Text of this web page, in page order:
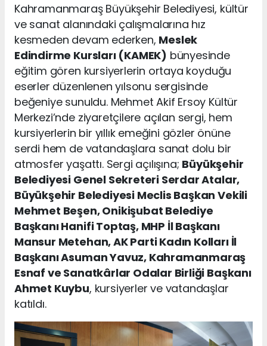
Kahramanmaraş Büyükşehir Belediyesi, kültür
ve sanat alanındaki çalışmalarına hız
kesmeden devam ederken, Meslek
Edindirme Kursları (KAMEK) bünyesinde
eğitim gören kursiyerlerin ortaya koyduğu
eserler düzenlenen yılsonu sergisinde
beğeniye sunuldu. Mehmet Akif Ersoy Kültür
Merkezi’nde ziyaretçilere açılan sergi, hem
kursiyerlerin bir yıllık emeğini gözler önüne
serdi hem de vatandaşlara sanat dolu bir
atmosfer yaşattı. Sergi açılışına; Büyükşehir
Belediyesi Genel Sekreteri Serdar Atalar,
Büyükşehir Belediyesi Meclis Başkan Vekili
Mehmet Beşen, Onikişubat Belediye
Başkanı Hanifi Toptaş, MHP İl Başkanı
Mansur Metehan, AK Parti Kadın Kolları İl
Başkanı Asuman Yavuz, Kahramanmaraş
Esnaf ve Sanatkârlar Odalar Birliği Başkanı
Ahmet Kuybu, kursiyerler ve vatandaşlar
katıldı.